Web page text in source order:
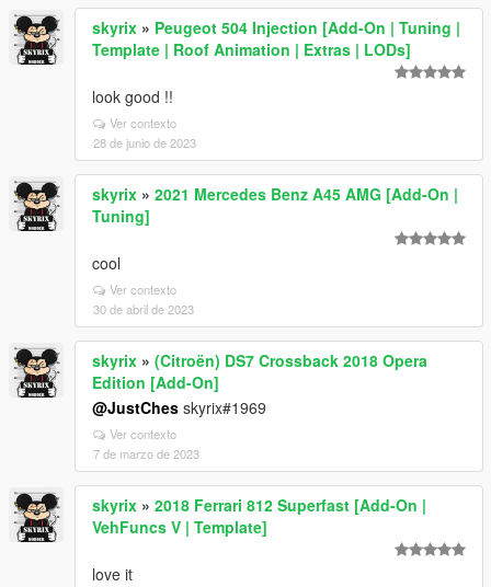
skyrix » Peugeot 504 Injection [Add-On | Tuning |
Template | Roof Animation | Extras | LODs]
look good !!
Ver contexto
28 de junio de 2023
skyrix » 2021 Mercedes Benz A45 AMG [Add-On |
Tuning]
cool
Ver contexto
30 de abril de 2023
skyrix » (Citroën) DS7 Crossback 2018 Opera
Edition [Add-On]
@JustChes skyrix#1969
Ver contexto
7 de marzo de 2023
skyrix » 2018 Ferrari 812 Superfast [Add-On |
VehFuncs V | Template]
love it